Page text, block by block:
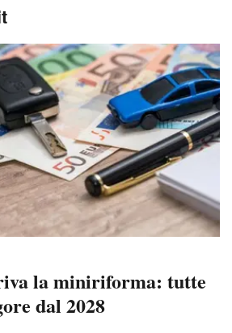
la miniriforma: tutte
dal 2028